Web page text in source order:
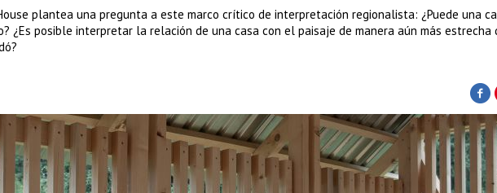
plantea una pregunta a este marco crítico de interpretación regionalista: ¿Puede una
¿Es posible interpretar la relación de una casa con el paisaje de manera aún más estrecha